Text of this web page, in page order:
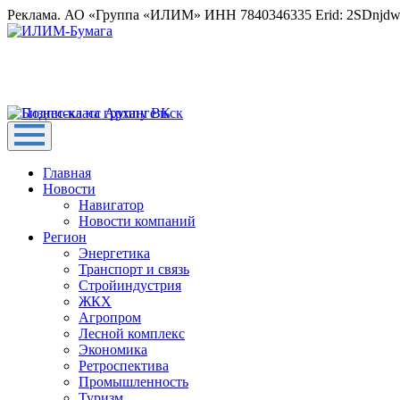
Реклама. АО «Группа «ИЛИМ» ИНН 7840346335 Erid:
Главная
Новости
Навигатор
Новости компаний
Регион
Энергетика
Транспорт и связь
Стройиндустрия
ЖКХ
Агропром
Лесной комплекс
Экономика
Ретроспектива
Промышленность